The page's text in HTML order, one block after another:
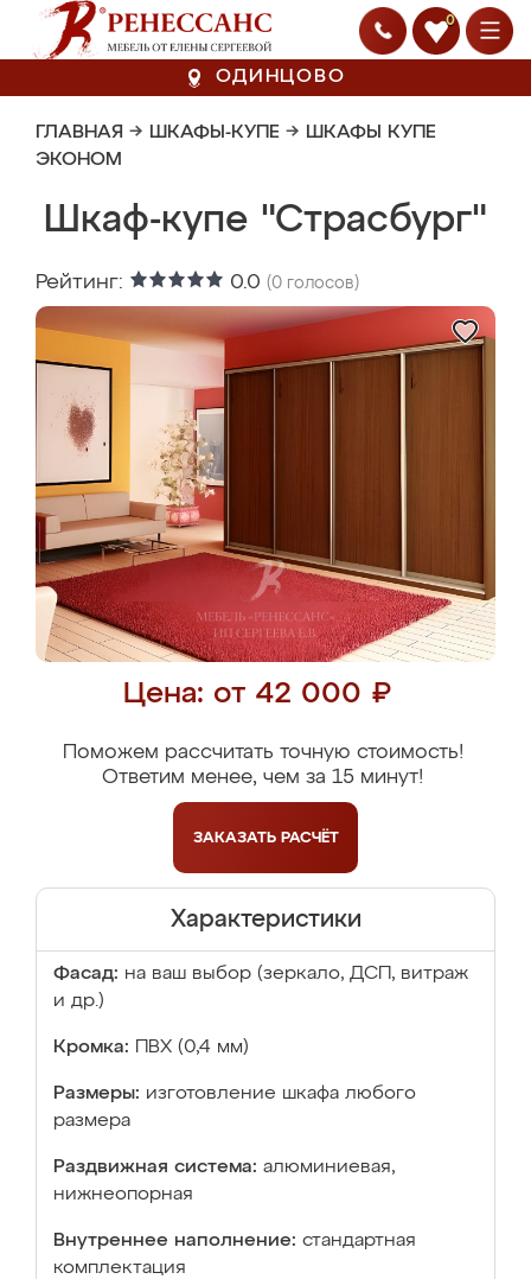
0
ОДИНЦОВО
ГЛАВНАЯ → ШКАФЫ-КУПЕ → ШКАФЫ КУПЕ
ЭКОНОМ
Шкаф-купе "Страсбург"
Рейтинг: 0.0 (0 голосов)
Цена: от 42 000 ₽
Поможем рассчитать точную стоимость!
Ответим менее, чем за 15 минут!
ЗАКАЗАТЬ РАСЧЁТ
Характеристики
Фасад: на ваш выбор (зеркало, ДСП, витраж
и др.)
Кромка: ПВХ (0,4 мм)
Размеры: изготовление шкафа любого
размера
Раздвижная система: алюминиевая,
нижнеопорная
Внутреннее наполнение: стандартная
комплектация